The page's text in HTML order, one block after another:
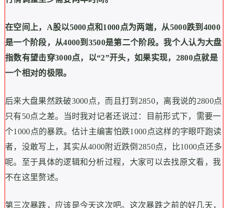
在空间上，A股以5000点和1000点为两端，从5000跌到4000
是一个阶段，从4000到3500是第二个阶段。我个人认为大盘
指数有望击穿3000点，以“2”开头，如果实现，2800点就是
一个相对的极限。
后来大盘果然跌破3000点，而且打到2850，离我说的2800点
只有50点之差。当时我对记者还说过：目前形式下，需要一
个1000点的暴跌。估计主编害怕跌1000点这样的字眼吓跑读
者，没敢写上，其实从4000附近跌倒2850点，比1000点还多
呢。至于具体的逻辑和分析过程，大家可以去找原文看，我
不在这里赘述。
第三次暴跌，应该是今天这次吧。这次暴跌之前的好几天，